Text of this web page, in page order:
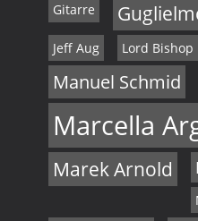
Gitarre
Jeff Aug Lord Bishop
Manuel Schmid
Marcella
Marek Arnold